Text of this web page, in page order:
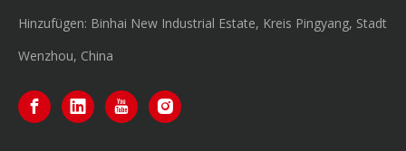
Hinzufügen: Binhai New Industrial Estate, Kreis Pingyang, Stadt
Wenzhou, China